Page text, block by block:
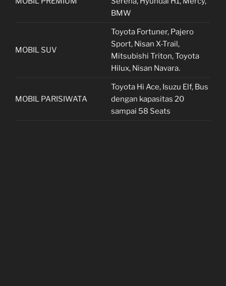
BMW
MOBIL SUV
Toyota Fortuner, Pajero
Sport, Nisan X-Trail,
Mitsubishi Triton, Toyota
Hilux, Nisan Navara.
MOBIL PARISIWATA
Toyota Hi Ace, Isuzu Elf, Bus
dengan kapasitas 20
sampai 58 Seats